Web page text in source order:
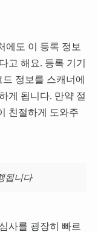
에도 이 등록 정보
고 해요. 등록 기기
정보를 스캐너에
게 됩니다. 만약 절
친절하게 도와주
됩니다
사를 굉장히 빠르